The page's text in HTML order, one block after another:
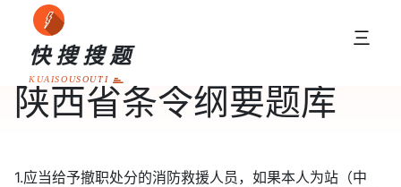
快搜搜题
KUAISOUSOUTI
三
陕西省条令纲要题库
1.应当给予撤职处分的消防救援人员，如果本人为站（中